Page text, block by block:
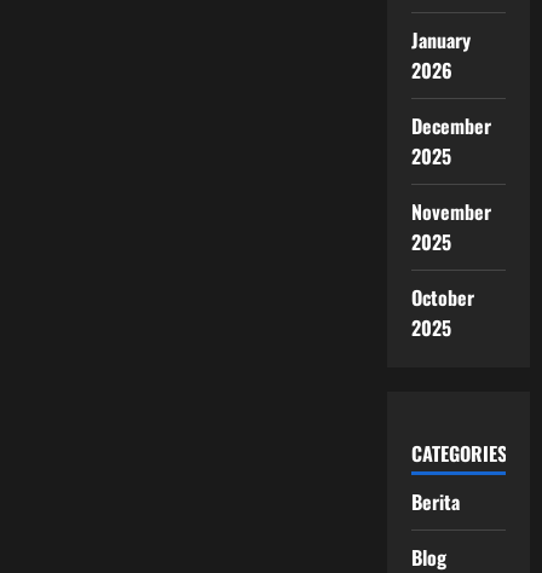
January
2026
December
2025
November
2025
October
2025
CATEGORIES
Berita
Blog